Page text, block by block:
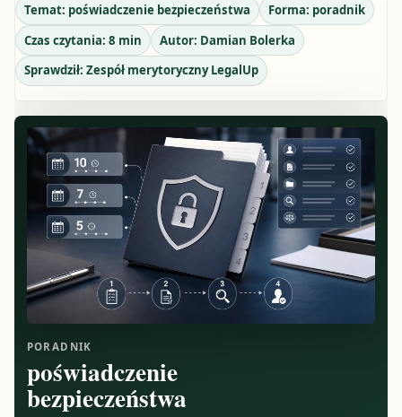
Temat: poświadczenie bezpieczeństwa Forma: poradnik
Czas czytania: 8 min Autor: Damian Bolerka
Sprawdził: Zespół merytoryczny LegalUp
PORADNIK
poświadczenie
bezpieczeństwa